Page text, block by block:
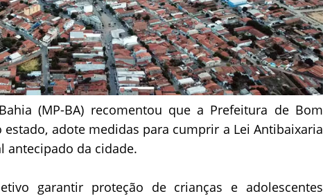
(MP-BA) recomentou que a Prefeitura de Bom
estado, adote medidas para cumprir a Lei Antibaixaria
antecipado da cidade.
garantir proteção de crianças e adolescentes